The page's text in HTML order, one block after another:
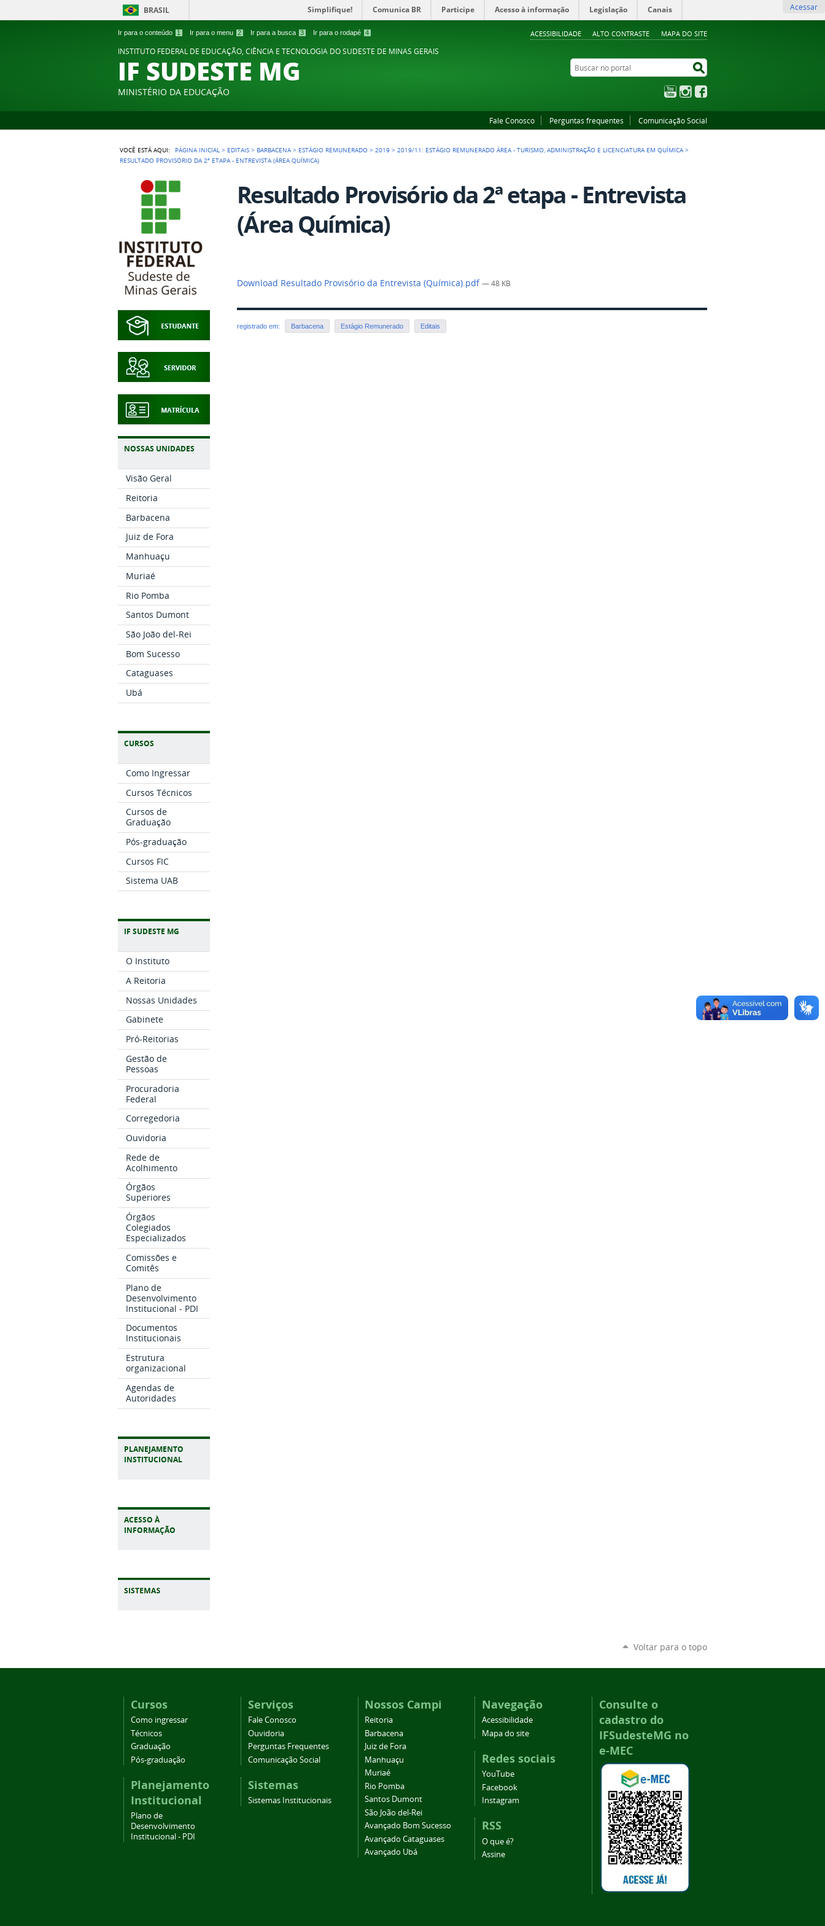
Ir para o conteúdo 1 Ir para o menu 2 Ir para a busca 3 Ir para o rodapé 4 ACESSIBILIDADE ALTO CONTRASTE MAPA DO SITE
BRASIL Simplifique! Comunica BR Participe Acesso à informação Legislação Canais Acessar
INSTITUTO FEDERAL DE EDUCAÇÃO, CIÊNCIA E TECNOLOGIA DO SUDESTE DE MINAS GERAIS
IF SUDESTE MG
MINISTÉRIO DA EDUCAÇÃO
Buscar no portal
YouTubeInstagram
Fale Conosco Perguntas frequentes Comunicação Social
VOCÊ ESTÁ AQUI: PÁGINA INICIAL > EDITAIS > BARBACENA > ESTÁGIO REMUNERADO >2019 >2019/11: ESTÁGIO REMUNERADO ÁREA - TURISMO, ADMINISTRAÇÃO E LICENCIATURA EM QUÍMICA >
RESULTADO PROVISÓRIO DA 2ª ETAPA - ENTREVISTA (ÁREA QUÍMICA)
NOSSAS UNIDADES
Visão Geral
Reitoria
Barbacena
Juiz de Fora
Manhuaçu
Muriaé
Rio Pomba
Santos Dumont
São João del-Rei
Bom Sucesso
Cataguases
Ubá
CURSOS
Como Ingressar
Cursos Técnicos
Cursos de
Graduação
Pós-graduação
Cursos FIC
Sistema UAB
IF SUDESTE MG
O Instituto
A Reitoria
Nossas Unidades
Gabinete
Pró-Reitorias
Gestão de
Pessoas
Procuradoria
Federal
Corregedoria
Ouvidoria
Rede de
Acolhimento
Órgãos
Superiores
Órgãos
Colegiados
Especializados
Comissões e
Comitês
Plano de
Desenvolvimento
Institucional - PDI
Documentos
Institucionais
Estrutura
organizacional
Agendas de
Autoridades
PLANEJAMENTO
INSTITUCIONAL
ACESSO À
INFORMAÇÃO
Resultado Provisório da 2ª etapa - Entrevista
(Área Química)
Download Resultado Provisório da Entrevista (Química).pdf— 48 KB
registrado em: Barbacena Estágio Remunerado Editais
Voltar para o topo
Cursos
Como ingressar
Técnicos
Graduação
Pós-graduação
Planejamento
Institucional
Plano de
Desenvolvimento
Institucional - PDI
Serviços
Fale Conosco
Ouvidoria
Perguntas Frequentes
Comunicação Social
Sistemas
Sistemas Institucionais
Nossos Campi
Reitoria
Barbacena
Juiz de Fora
Manhuaçu
Muriaé
Rio Pomba
Santos Dumont
São João del-Rei
Avançado Bom Sucesso
Avançado Cataguases
Avançado Ubá
Navegação
Acessibilidade
Mapa do site
Redes sociais
YouTube
Facebook
Instagram
RSS
O que é?
Assine
Consulte o
cadastro do
IFSudesteMG no
e-MEC